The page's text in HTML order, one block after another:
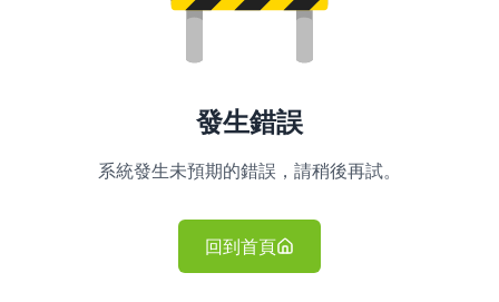
發生錯誤
系統發生未預期的錯誤，請稍後再試。
回到首頁